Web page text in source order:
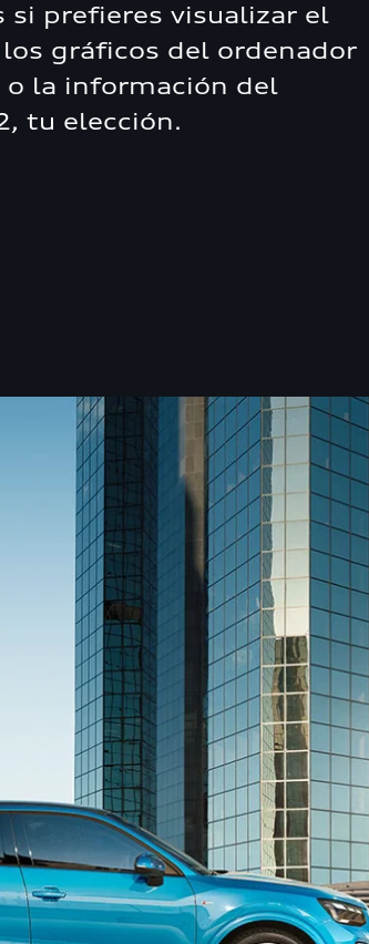
si prefieres visualizar el
gráficos del ordenador
o la información del
tu elección.